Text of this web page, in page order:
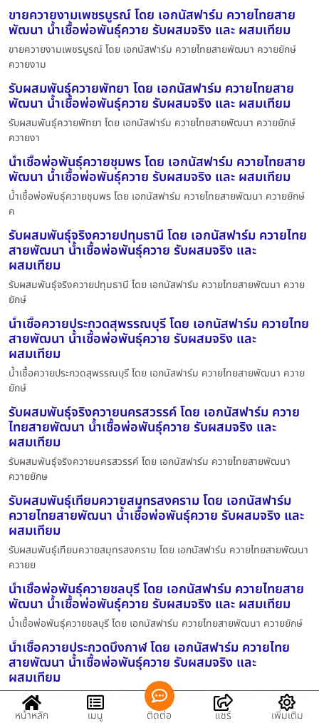
ขายควายงามเพชรบูรณ์ โดย เอกนัสฟาร์ม ควายไทยสาย
พัฒนา น้ำเชื้อพ่อพันธุ์ควาย รับผสมจริง และ ผสมเทียม
ขายควายงามเพชรบูรณ์ โดย เอกนัสฟาร์ม ควายไทยสายพัฒนา ควายยักษ์
ควายงาม
รับผสมพันธุ์ควายพัทยา โดย เอกนัสฟาร์ม ควายไทยสาย
พัฒนา น้ำเชื้อพ่อพันธุ์ควาย รับผสมจริง และ ผสมเทียม
รับผสมพันธุ์ควายพัทยา โดย เอกนัสฟาร์ม ควายไทยสายพัฒนา ควายยักษ์
ควายงา
น้ำเชื้อพ่อพันธุ์ควายชุมพร โดย เอกนัสฟาร์ม ควายไทยสาย
พัฒนา น้ำเชื้อพ่อพันธุ์ควาย รับผสมจริง และ ผสมเทียม
น้ำเชื้อพ่อพันธุ์ควายชุมพร โดย เอกนัสฟาร์ม ควายไทยสายพัฒนา ควายยักษ์
ค
รับผสมพันธุ์จริงควายปทุมธานี โดย เอกนัสฟาร์ม ควายไทย
สายพัฒนา น้ำเชื้อพ่อพันธุ์ควาย รับผสมจริง และ
ผสมเทียม
รับผสมพันธุ์จริงควายปทุมธานี โดย เอกนัสฟาร์ม ควายไทยสายพัฒนา ควาย
ยักษ์
น้ำเชื้อควายประกวดสุพรรณบุรี โดย เอกนัสฟาร์ม ควายไทย
สายพัฒนา น้ำเชื้อพ่อพันธุ์ควาย รับผสมจริง และ
ผสมเทียม
น้ำเชื้อควายประกวดสุพรรณบุรี โดย เอกนัสฟาร์ม ควายไทยสายพัฒนา ควาย
ยักษ์
รับผสมพันธุ์จริงควายนครสวรรค์ โดย เอกนัสฟาร์ม ควาย
ไทยสายพัฒนา น้ำเชื้อพ่อพันธุ์ควาย รับผสมจริง และ
ผสมเทียม
รับผสมพันธุ์จริงควายนครสวรรค์ โดย เอกนัสฟาร์ม ควายไทยสายพัฒนา
ควายยักษ
รับผสมพันธุ์เทียมควายสมุทรสงคราม โดย เอกนัสฟาร์ม
ควายไทยสายพัฒนา น้ำเชื้อพ่อพันธุ์ควาย รับผสมจริง และ
ผสมเทียม
รับผสมพันธุ์เทียมควายสมุทรสงคราม โดย เอกนัสฟาร์ม ควายไทยสายพัฒนา
ควายย
น้ำเชื้อพ่อพันธุ์ควายชลบุรี โดย เอกนัสฟาร์ม ควายไทยสาย
พัฒนา น้ำเชื้อพ่อพันธุ์ควาย รับผสมจริง และ ผสมเทียม
น้ำเชื้อพ่อพันธุ์ควายชลบุรี โดย เอกนัสฟาร์ม ควายไทยสายพัฒนา ควายยักษ์
น้ำเชื้อควายประกวดบึงกาฬ โดย เอกนัสฟาร์ม ควายไทย
สายพัฒนา น้ำเชื้อพ่อพันธุ์ควาย รับผสมจริง และ
ผสมเทียม
น้ำเชื้อควายประกวดบึงกาฬ โดย เอกนัสฟาร์ม ควายไทยสายพัฒนา ควายยักษ์
ควา
หน้าหลัก เมนู ติดต่อ แชร์ เพิ่มเติม